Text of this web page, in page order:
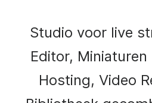
Studio voor live
Editor, Miniaturen
Hosting, Video